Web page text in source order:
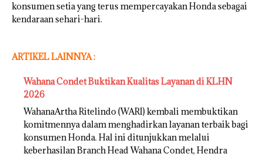
konsumen setia yang terus mempercayakan Honda sebagai
kendaraan sehari-hari.
ARTIKEL LAINNYA :
Wahana Condet Buktikan Kualitas Layanan di KLHN
2026
WahanaArtha Ritelindo (WARI) kembali membuktikan
komitmennya dalam menghadirkan layanan terbaik bagi
konsumen Honda. Hal ini ditunjukkan melalui
keberhasilan Branch Head Wahana Condet, Hendra